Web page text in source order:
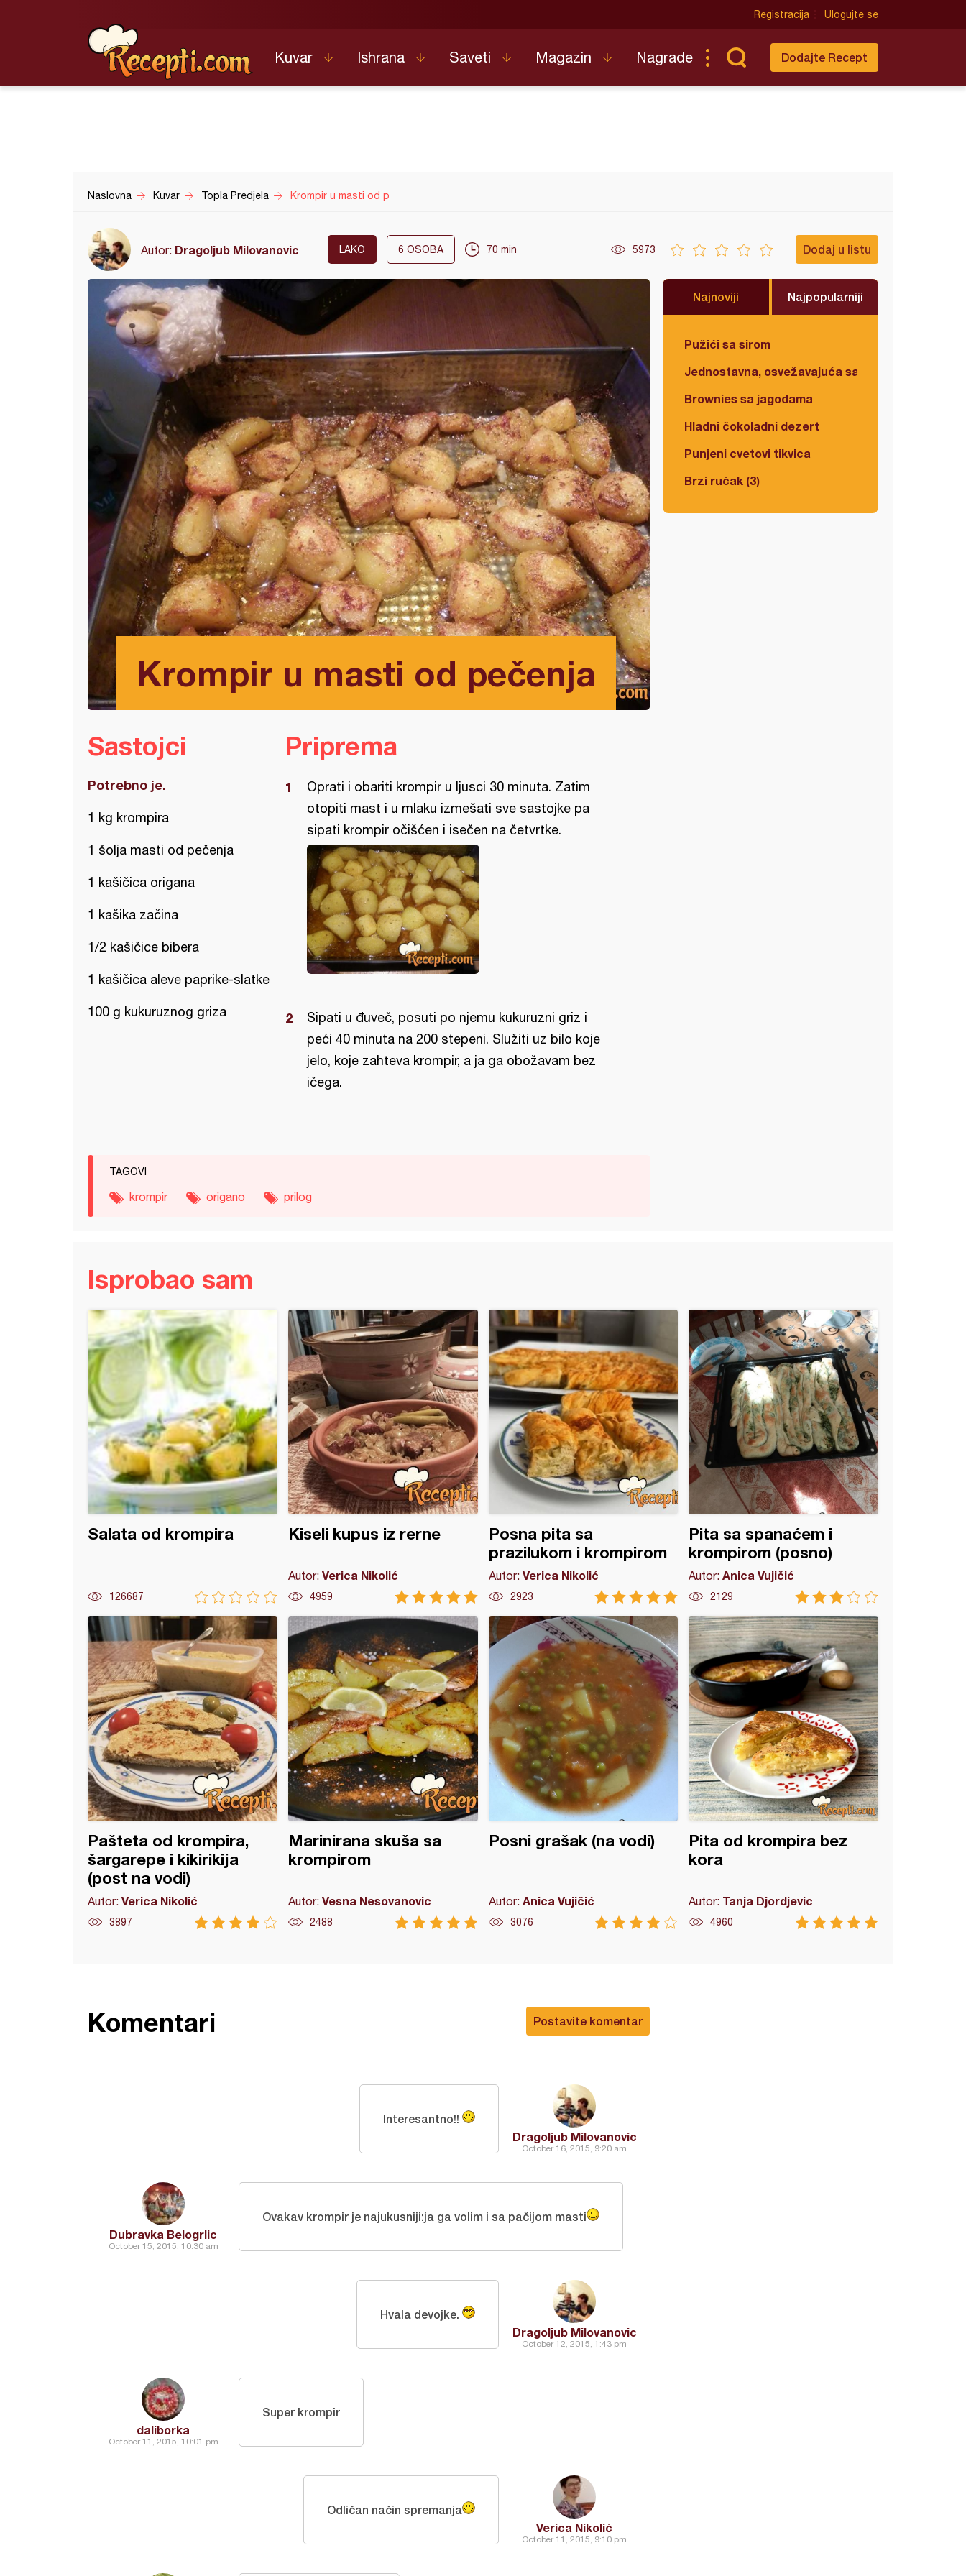
Registracija Ulogujte se
Kuvar Ishrana Saveti Magazin Nagrade Dodajte Recept
Naslovna Kuvar Topla Predjela Krompir u masti od p
Autor: Dragoljub Milovanovic LAKO 6 OSOBA 70 min 5973 Dodaj u listu
Krompir u masti od pečenja
Najnoviji Najpopularniji
Pužići sa sirom
Jednostavna, osvežavajuća salata
Brownies sa jagodama
Hladni čokoladni dezert
Punjeni cvetovi tikvica
Brzi ručak (3)
Sastojci
Potrebno je.
1 kg krompira
1 šolja masti od pečenja
1 kašičica origana
1 kašika začina
1/2 kašičice bibera
1 kašičica aleve paprike-slatke
100 g kukuruznog griza
Priprema
Oprati i obariti krompir u ljusci 30 minuta. Zatim
otopiti mast i u mlaku izmešati sve sastojke pa
sipati krompir očišćen i isečen na četvrtke.
Sipati u đuveč, posuti po njemu kukuruzni griz i
peći 40 minuta na 200 stepeni. Služiti uz bilo koje
jelo, koje zahteva krompir, a ja ga obožavam bez
ičega.
TAGOVI
krompir origano prilog
Isprobao sam
Salata od krompira
126687
Kiseli kupus iz rerne
Autor: Verica Nikolić
4959
Posna pita sa
prazilukom i krompirom
Autor: Verica Nikolić
2923
Pita sa spanaćem i
krompirom (posno)
Autor:Anica Vujičić
2129
spanaćem i krompirom (posno)
Pašteta od krompira,
šargarepe i kikirikija
(post na vodi)
Autor: Verica Nikolić
3897
Marinirana skuša sa
krompirom
Autor: Vesna Nesovanovic
2488
Posni grašak (na vodi)
Autor: Anica Vujičić
3076
Pita od krompira bez
kora
Autor: Tanja Djordjevic
4960
krompira bez kora
Postavite komentar
Komentari
Dragoljub Milovanovic
October 16, 2015, 9:20 am
Interesantno!!
Dubravka Belogrlic
October 15, 2015, 10:30 am
Ovakav krompir je najukusniji:ja ga volim i sa pačijom masti
Dragoljub Milovanovic
October 12, 2015, 1:43 pm
Hvala devojke.
daliborka
October 11, 2015, 10:01 pm
Super krompir
Verica Nikolić
October 11, 2015, 9:10 pm
Odličan način spremanja